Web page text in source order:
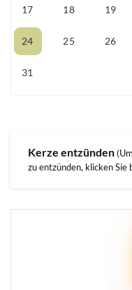
17 18 19
24 25 26
31
Kerze entzünden
zu entzünden, klicken Sie